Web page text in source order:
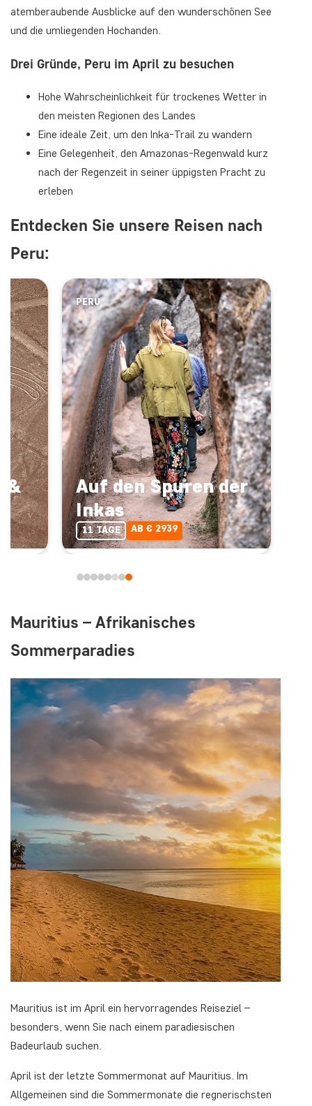
atemberaubende Ausblicke auf den wunderschönen See
und die umliegenden Hochanden.
Drei Gründe, Peru im April zu besuchen
Hohe Wahrscheinlichkeit für trockenes Wetter in
den meisten Regionen des Landes
Eine ideale Zeit, um den Inka-Trail zu wandern
Eine Gelegenheit, den Amazonas-Regenwald kurz
nach der Regenzeit in seiner üppigsten Pracht zu
erleben
Entdecken Sie unsere Reisen nach
Peru:
&
PERU
Auf den Spuren der
Inkas
11 TAGE AB € 2939
Mauritius – Afrikanisches
Sommerparadies
Mauritius ist im April ein hervorragendes Reiseziel –
besonders, wenn Sie nach einem paradiesischen
Badeurlaub suchen.
April ist der letzte Sommermonat auf Mauritius. Im
Allgemeinen sind die Sommermonate die regnerischsten